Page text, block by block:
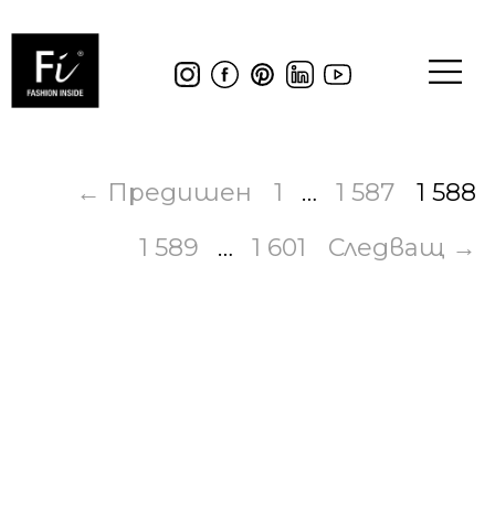
← Предишен 1 … 1 587
1 588
1 589
… 1 601 Следващ →